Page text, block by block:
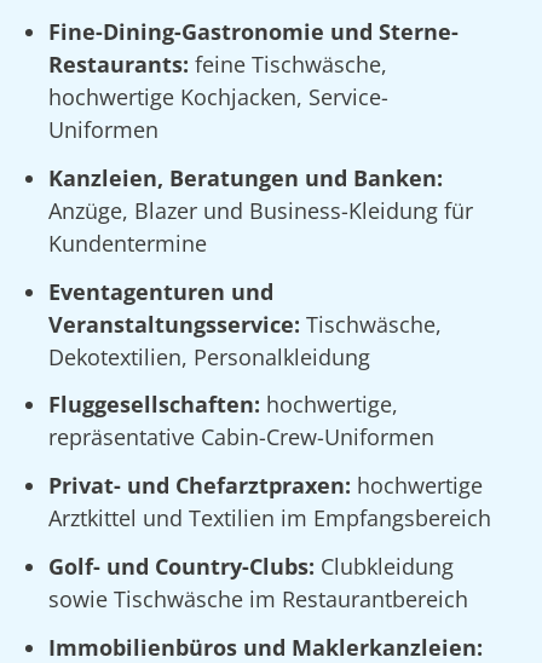
Fine-Dining-Gastronomie und Sterne-
Restaurants: feine Tischwäsche,
hochwertige Kochjacken, Service-
Uniformen
Kanzleien, Beratungen und Banken:
Anzüge, Blazer und Business-Kleidung für
Kundentermine
Eventagenturen und
Veranstaltungsservice: Tischwäsche,
Dekotextilien, Personalkleidung
Fluggesellschaften: hochwertige,
repräsentative Cabin-Crew-Uniformen
Privat- und Chefarztpraxen: hochwertige
Arztkittel und Textilien im Empfangsbereich
Golf- und Country-Clubs: Clubkleidung
sowie Tischwäsche im Restaurantbereich
Immobilienbüros und Maklerkanzleien: